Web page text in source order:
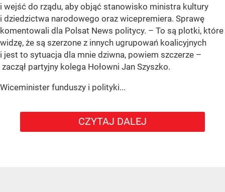
i wejść do rządu, aby objąć stanowisko ministra kultury
i dziedzictwa narodowego oraz wicepremiera. Sprawę
komentowali dla Polsat News politycy. – To są plotki, które
widzę, że są szerzone z innych ugrupowań koalicyjnych
i jest to sytuacja dla mnie dziwna, powiem szczerze –
zaczął partyjny kolega Hołowni Jan Szyszko.
Wiceminister funduszy i polityki...
CZYTAJ DALEJ